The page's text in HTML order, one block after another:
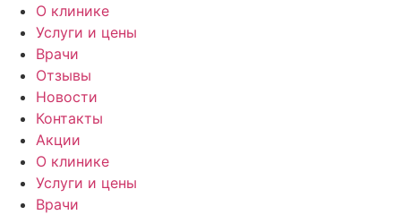
О клинике
Услуги и цены
Врачи
Отзывы
Новости
Контакты
Акции
О клинике
Услуги и цены
Врачи